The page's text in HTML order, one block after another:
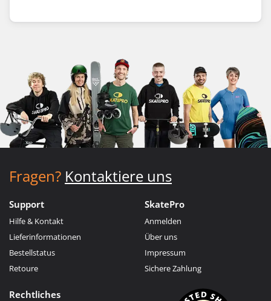
Fragen? Kontaktiere uns
Support
Hilfe & Kontakt
Lieferinformationen
Bestellstatus
Retoure
SkatePro
Anmelden
Über uns
Impressum
Sichere Zahlung
Rechtliches